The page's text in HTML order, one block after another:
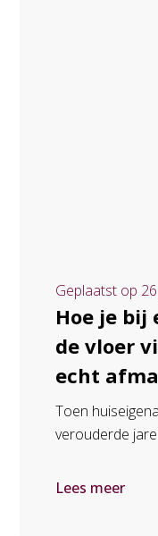
Geplaatst op
Hoe je bij
de vloer
echt
Toen
verouderde
Lees meer